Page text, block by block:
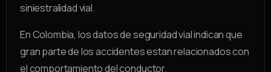
siniestralidad vial.
En Colombia, los datos de seguridad vial indican que
gran parte de los accidentes estan relacionados con
el comportamiento del conductor.